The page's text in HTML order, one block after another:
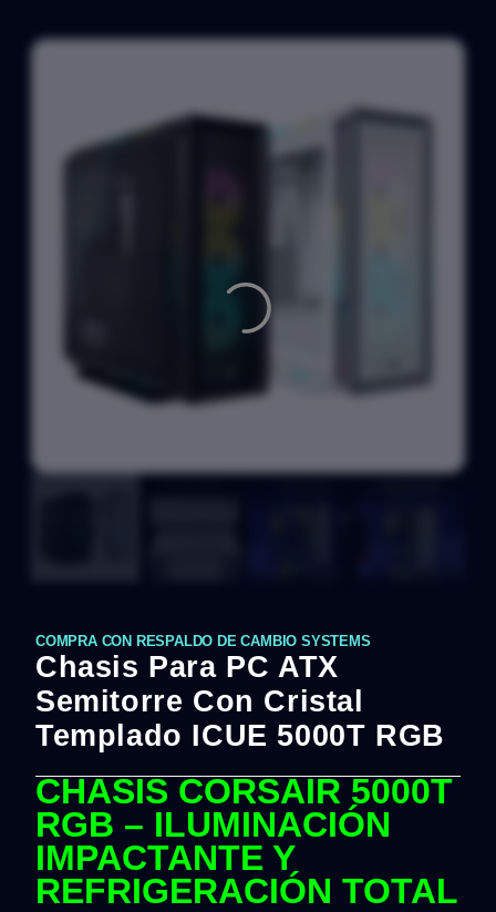
COMPRA CON RESPALDO DE CAMBIO SYSTEMS
Chasis Para PC ATX
Semitorre Con Cristal
Templado ICUE 5000T RGB
CHASIS CORSAIR 5000T
RGB – ILUMINACIÓN
IMPACTANTE Y
REFRIGERACIÓN TOTAL